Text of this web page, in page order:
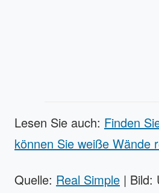
Lesen Sie auch: Finden
können Sie weiße Wände
Quelle: Real Simple | Bild: